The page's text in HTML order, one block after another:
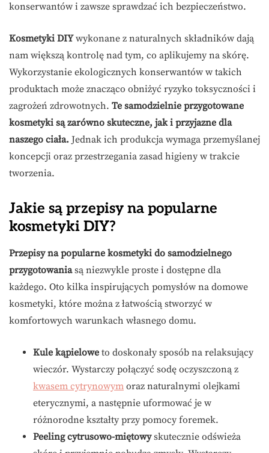
konserwantów i zawsze sprawdzać ich bezpieczeństwo.
Kosmetyki DIYwykonane z naturalnych składników dają
nam większą kontrolę nad tym, co aplikujemy na skórę.
Wykorzystanie ekologicznych konserwantów w takich
produktach może znacząco obniżyć ryzyko toksyczności i
zagrożeń zdrowotnych. Te samodzielnie przygotowane
kosmetyki są zarówno skuteczne, jak i przyjazne dla
naszego ciała. Jednak ich produkcja wymaga przemyślanej
koncepcji oraz przestrzegania zasad higieny w trakcie
tworzenia.
Jakie są przepisy na popularne
kosmetyki DIY?
Przepisy na popularne kosmetyki do samodzielnego
przygotowaniasą niezwykle proste i dostępne dla
każdego. Oto kilka inspirujących pomysłów na domowe
kosmetyki, które można z łatwością stworzyć w
komfortowych warunkach własnego domu.
Kule kąpielowe to doskonały sposób na relaksujący
wieczór. Wystarczy połączyć sodę oczyszczoną z
kwasem cytrynowym oraz naturalnymi olejkami
eterycznymi, a następnie uformować je w
różnorodne kształty przy pomocy foremek.
Peeling cytrusowo-miętowyskutecznie odświeża